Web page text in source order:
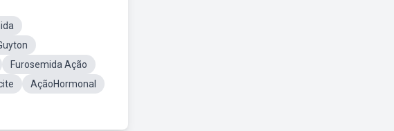
Furosemida Ação
AçãoHormonal